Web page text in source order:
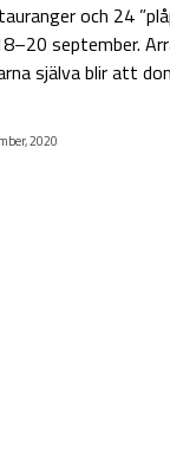
och 24
september.
själva blir att
2020